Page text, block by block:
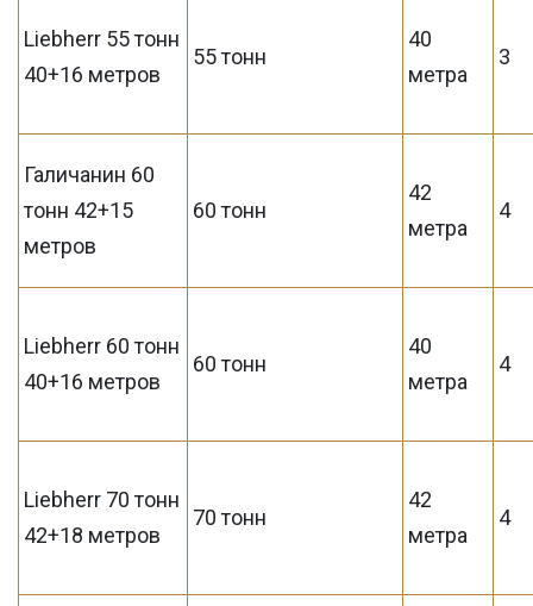
Liebherr 55 тонн
40+16 метров
55 тонн
40
метра
3
Галичанин 60
тонн 42+15
метров
60 тонн
42
метра
4
Liebherr 60 тонн
40+16 метров
60 тонн
40
метра
4
Liebherr 70 тонн
42+18 метров
70 тонн
42
метра
4